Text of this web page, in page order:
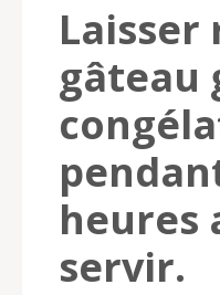
Laisser
gâteau
heures
servir.